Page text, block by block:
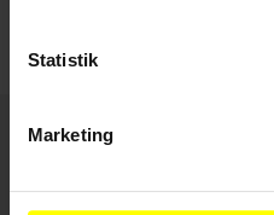
Statistik
Marketing
Weitere Artikel